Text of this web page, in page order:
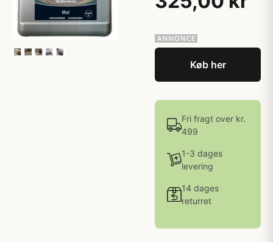
Køb her
Fri fragt over kr.
499
1-3 dages
levering
14 dages
returret